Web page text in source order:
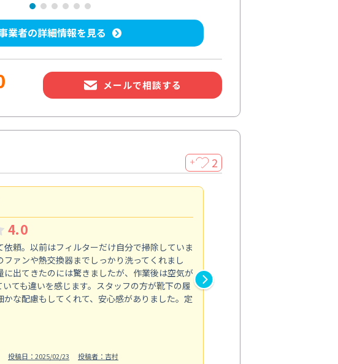
業者の詳細情報を見る
メールで相談する
＋ 2
4.0
依頼。以前はフィルターだけ自分で掃除していま
ファンや熱交換器までしっかり洗ってくれまし
に出てきたのには驚きましたが、作業後は空気が
ても違いを感じます。スタッフの方が靴下の履
かな配慮もしてくれて、安心感がありました。定
投稿日：2025/02/23 投稿者：吉村